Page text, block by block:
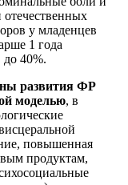
у младенцев
1 года
до 40%.
развития ФР
моделью, в
повышенная
продуктам,